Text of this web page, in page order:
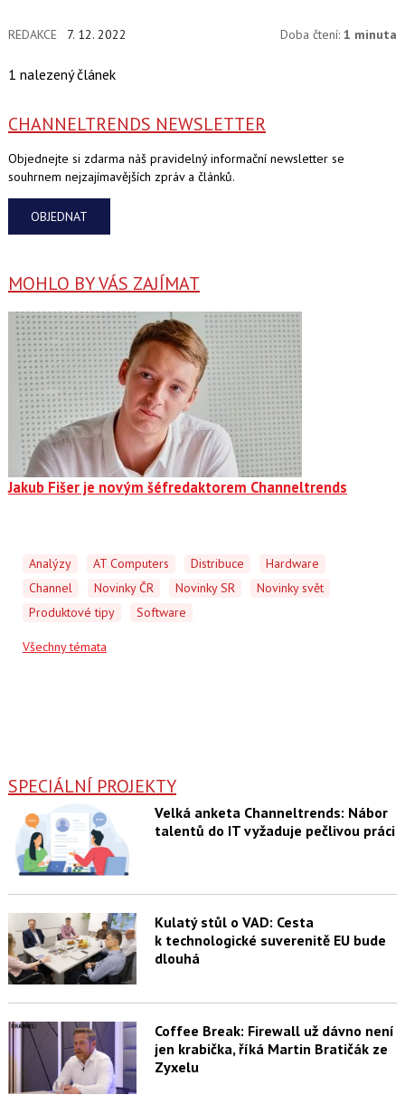
REDAKCE 7. 12. 2022 Doba čtení:1 minuta
1 nalezený článek
CHANNELTRENDS NEWSLETTER
Objednejte si zdarma náš pravidelný informační newsletter se
souhrnem nejzajímavějších zpráv a článků.
OBJEDNAT
MOHLO BY VÁS ZAJÍMAT
Jakub Fišer je novým šéfredaktorem Channeltrends
Analýzy AT Computers Distribuce
Hardware
Channel
Novinky ČR Novinky SR
Novinky svět
Produktové tipy
Software
Všechny témata
SPECIÁLNÍ PROJEKTY
Velká anketa Channeltrends: Nábor
talentů do IT vyžaduje pečlivou práci
Kulatý stůl o VAD: Cesta
k technologické suverenitě EU bude
dlouhá
Coffee Break: Firewall už dávno není
jen krabička, říká Martin Bratičák ze
Zyxelu